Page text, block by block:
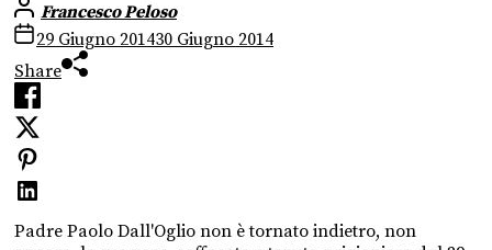
Francesco Peloso
29 Giugno 201430 Giugno 2014
Share
Padre Paolo Dall'Oglio non è tornato indietro, non